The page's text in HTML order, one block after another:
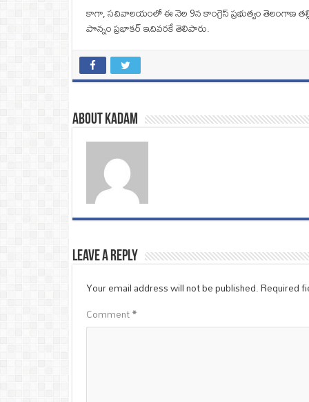
కాగా, సచివాలయంలో ఈ నెల 9న కాంగ్రెస్ ప్రభుత్వం తెలంగాణ తల్లి
పొన్నం ప్రభాకర్ ఇదివరకే తెలిపారు.
About Kadam
Leave a Reply
Your email address will not be published.Required
Comment*